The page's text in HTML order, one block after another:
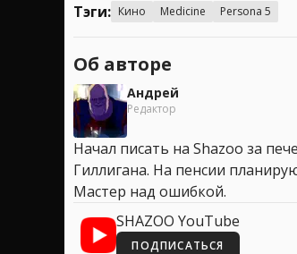
Тэги: Кино Medicine Persona 5
Об авторе
Андрей
Редактор
Начал писать на Shazoo за
Гиллигана. На пенсии
Мастер над ошибкой.
SHAZOO YouTube
ПОДПИСАТЬСЯ